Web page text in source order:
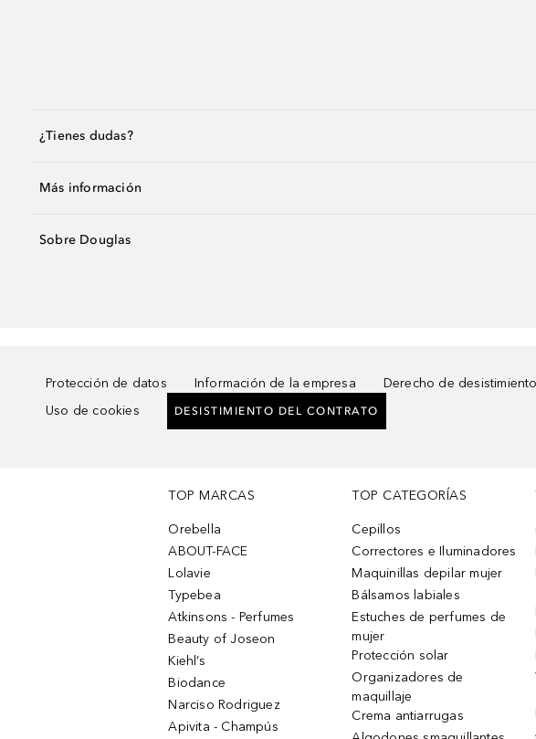
¿Tienes dudas?
Más información
Sobre Douglas
Protección de datos Información de la empresa Derecho de desistimiento
Uso de cookies
DESISTIMIENTO DEL CONTRATO
TOP MARCAS
Orebella
ABOUT-FACE
Lolavie
Typebea
Atkinsons - Perfumes
Beauty of Joseon
Kiehl’s
Biodance
Narciso Rodriguez
Apivita - Champús
TOP CATEGORÍAS
Cepillos
Correctores e Iluminadores
Maquinillas depilar mujer
Bálsamos labiales
Estuches de perfumes de
mujer
Protección solar
Organizadores de
maquillaje
Crema antiarrugas